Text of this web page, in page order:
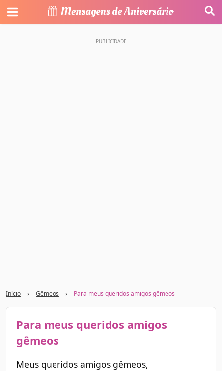
Início › Gêmeos › Para meus queridos amigos gêmeos
Para meus queridos amigos
gêmeos
Meus queridos amigos gêmeos,